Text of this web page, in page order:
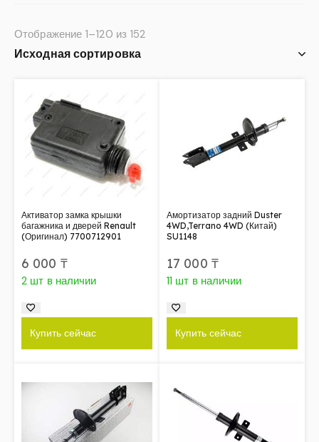
Отображение 1–120 из 152
Активатор замка крышки
багажника и дверей Renault
(Оригинал) 7700712901
6 000 ₸
2 шт в наличии
Купить сейчас
Амортизатор задний Duster
4WD,Terrano 4WD (Китай)
SU1148
17 000 ₸
11 шт в наличии
Купить сейчас